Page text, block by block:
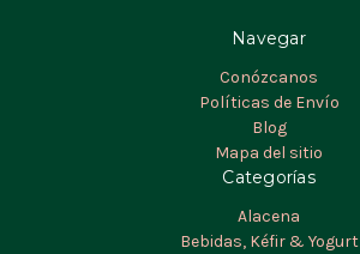
Navegar
Conózcanos
Políticas de Envío
Blog
Mapa del sitio
Categorías
Alacena
Bebidas, Kéfir & Yogurt